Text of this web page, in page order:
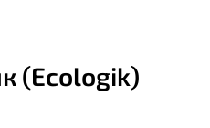
(Ecologik)